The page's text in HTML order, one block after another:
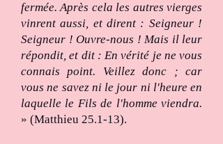
fermée. Après cela les autres vierges
vinrent aussi, et dirent : Seigneur !
Seigneur ! Ouvre-nous ! Mais il leur
répondit, et dit : En vérité je ne vous
connais point. Veillez donc ; car
vous ne savez ni le jour ni l'heure en
laquelle le Fils de l'homme viendra.
» (Matthieu 25.1-13).